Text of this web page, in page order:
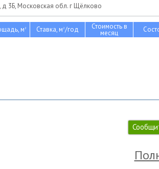
д 3Б, Московская обл. г Щёлково
м2 Ставка, м2/год Стоимость в
месяц